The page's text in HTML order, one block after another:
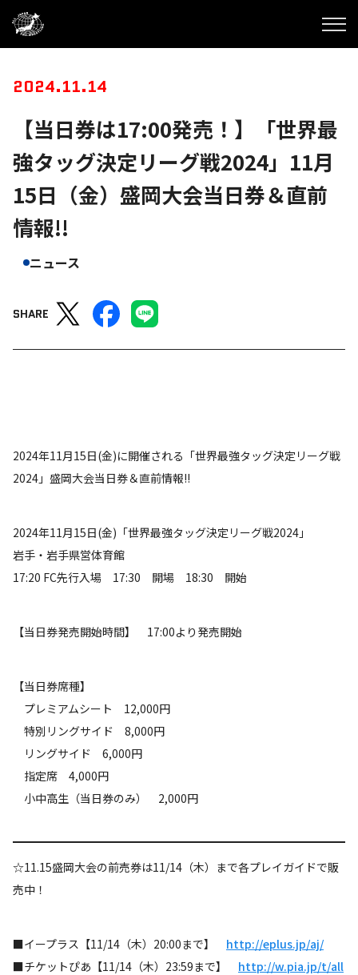
2024.11.14
【当日券は17:00発売！】「世界最
強タッグ決定リーグ戦2024」11月
15日（金）盛岡大会当日券＆直前
情報!!
ニュース
SHARE
2024年11月15日(金)に開催される「世界最強タッグ決定リーグ戦
2024」盛岡大会当日券＆直前情報!!
2024年11月15日(金)「世界最強タッグ決定リーグ戦2024」
岩手・岩手県営体育館
17:20 FC先行入場 17:30 開場 18:30 開始
【当日券発売開始時間】 17:00より発売開始
【当日券席種】
プレミアムシート 12,000円
特別リングサイド 8,000円
リングサイド 6,000円
指定席 4,000円
小中高生（当日券のみ） 2,000円
☆11.15盛岡大会の前売券は11/14（木）まで各プレイガイドで販
売中！
■イープラス【11/14（木）20:00まで】 http://eplus.jp/aj/
■チケットぴあ【11/14（木）23:59まで】 http://w.pia.jp/t/all